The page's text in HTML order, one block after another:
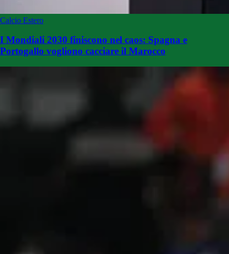
Calcio Estero
I Mondiali 2030 finiscono nel caos: Spagna e
Portogallo vogliono cacciare il Marocco